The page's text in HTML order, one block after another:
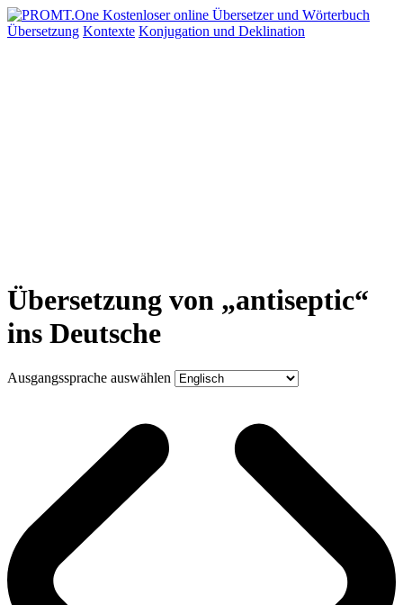
Übersetzung Kontexte Konjugation und Deklination
Übersetzung von „antiseptic“
ins Deutsche
Ausgangssprache auswählen